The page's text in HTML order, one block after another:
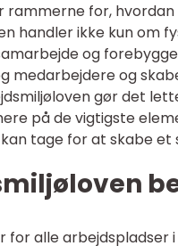
for, hvordan
handler ikke kun om
og
medarbejdere og
gør det
på de vigtigste
tage for at skabe et
alle